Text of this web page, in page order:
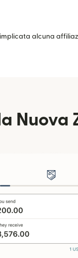
alcuna
Nuova